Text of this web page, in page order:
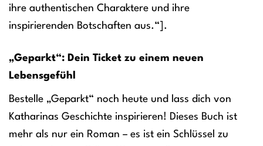
ihre authentischen Charaktere und ihre
inspirierenden Botschaften aus.“].
„Geparkt“: Dein Ticket zu einem neuen
Lebensgefühl
Bestelle „Geparkt“ noch heute und lass dich von
Katharinas Geschichte inspirieren! Dieses Buch ist
mehr als nur ein Roman – es ist ein Schlüssel zu